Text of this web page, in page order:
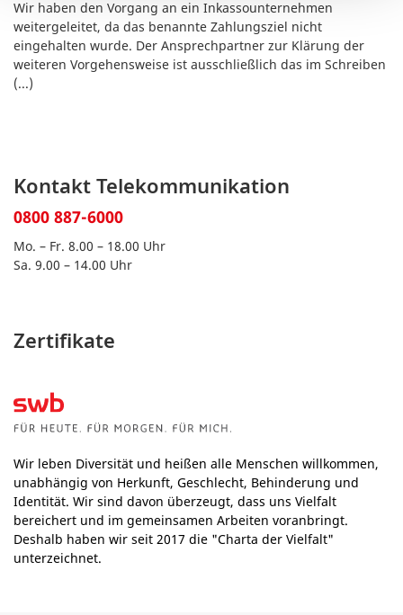
Wir haben den Vorgang an ein Inkassounternehmen
weitergeleitet, da das benannte Zahlungsziel nicht
eingehalten wurde. Der Ansprechpartner zur Klärung der
weiteren Vorgehensweise ist ausschließlich das im Schreiben
(...)
Kontakt Telekommunikation
0800 887-6000
Mo. – Fr. 8.00 – 18.00 Uhr
Sa. 9.00 – 14.00 Uhr
Zertifikate
Wir leben Diversität und heißen alle Menschen willkommen,
unabhängig von Herkunft, Geschlecht, Behinderung und
Identität. Wir sind davon überzeugt, dass uns Vielfalt
bereichert und im gemeinsamen Arbeiten voranbringt.
Deshalb haben wir seit 2017 die "Charta der Vielfalt"
unterzeichnet.